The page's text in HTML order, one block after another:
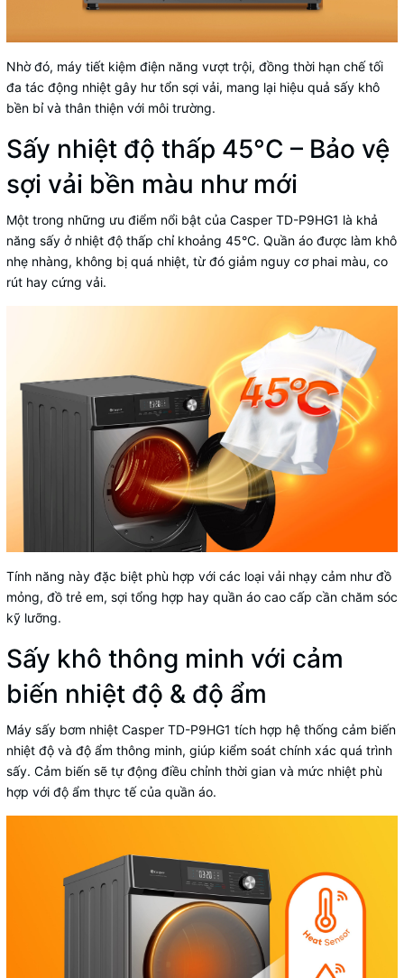
Nhờ đó, máy tiết kiệm điện năng vượt trội, đồng thời hạn chế tối
đa tác động nhiệt gây hư tổn sợi vải, mang lại hiệu quả sấy khô
bền bỉ và thân thiện với môi trường.
Sấy nhiệt độ thấp 45°C – Bảo vệ
sợi vải bền màu như mới
Một trong những ưu điểm nổi bật của Casper TD-P9HG1 là khả
năng sấy ở nhiệt độ thấp chỉ khoảng 45°C. Quần áo được làm khô
nhẹ nhàng, không bị quá nhiệt, từ đó giảm nguy cơ phai màu, co
rút hay cứng vải.
Tính năng này đặc biệt phù hợp với các loại vải nhạy cảm như đồ
mỏng, đồ trẻ em, sợi tổng hợp hay quần áo cao cấp cần chăm sóc
kỹ lưỡng.
Sấy khô thông minh với cảm
biến nhiệt độ & độ ẩm
Máy sấy bơm nhiệt Casper TD-P9HG1 tích hợp hệ thống cảm biến
nhiệt độ và độ ẩm thông minh, giúp kiểm soát chính xác quá trình
sấy. Cảm biến sẽ tự động điều chỉnh thời gian và mức nhiệt phù
hợp với độ ẩm thực tế của quần áo.